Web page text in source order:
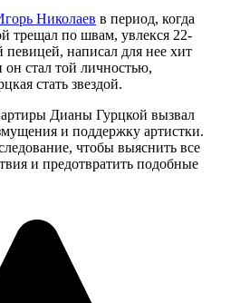
Николаев в период, когда
трещал по швам, увлекся 22-
написал для нее хит
он стал той личностью,
стать звездой.
Дианы Гурцкой вызвал
и поддержку артистки.
чтобы выяснить все
и предотвратить подобные